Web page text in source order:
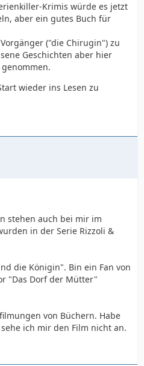
Krimis würde es jetzt
aber ein gutes Buch für
("die Chirugin") zu
Geschichten aber hier
wieder ins Lesen zu
stehen auch bei mir im
in der Serie Rizzoli &
die Königin". Bin ein Fan von
"Das Dorf der Mütter"
von Büchern. Habe
ich mir den Film nicht an.